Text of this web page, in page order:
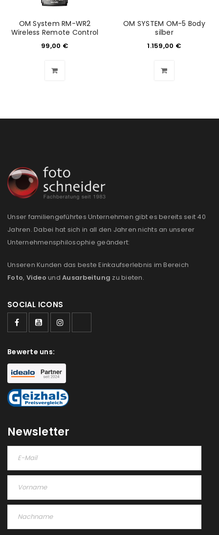
OM System RM-WR2
Wireless Remote Control
99,00 €
OM SYSTEM OM-5 Body
silber
1.159,00 €
Unser familiengeführtes Unternehmen gibt es bereits seit 40
Jahren. Dabei hat sich in all den Jahren nichts an unserer
Unternehmensphilosophie geändert:
Unseren Kunden das beste Einkaufserlebnis im Bereich
Foto, Video und Ausarbeitung zu bieten.
SOCIAL ICONS
Bewerte uns:
Newsletter